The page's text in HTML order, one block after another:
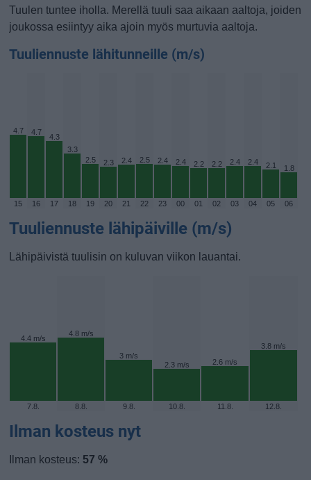
Tuulen tuntee iholla. Merellä tuuli saa aikaan aaltoja, joiden
joukossa esiintyy aika ajoin myös murtuvia aaltoja.
Tuuliennuste lähitunneille (m/s)
4.7 4.7
4.3
3.3
2.5
2.3 2.4 2.5 2.4 2.4 2.2 2.2 2.4 2.4 2.1 1.8
15 16 17 18 19 20 21 22 23 00 01 02 03 04 05 06
Tuuliennuste lähipäiville (m/s)
Lähipäivistä tuulisin on kuluvan viikon lauantai.
4.4 m/s
4.8 m/s
3 m/s
2.3 m/s
2.6 m/s
3.8 m/s
7.8. 8.8. 9.8. 10.8. 11.8. 12.8.
Ilman kosteus nyt
Ilman kosteus: 57 %